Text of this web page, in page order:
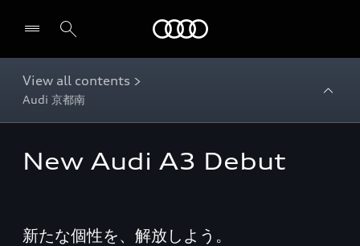
View all contents >
Audi 京都南
New Audi A3 Debut
新たな個性を、解放しよう。